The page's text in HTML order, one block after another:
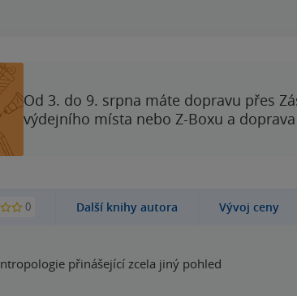
Od 3. do 9. srpna máte dopravu přes
výdejního místa nebo Z-Boxu a
0 Další knihy autora Vývoj ceny
přinášející zcela jiný pohled